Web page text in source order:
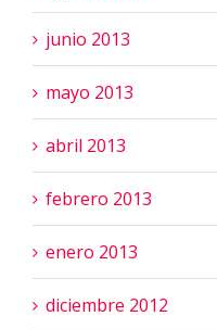
junio 2013
mayo 2013
abril 2013
febrero 2013
enero 2013
diciembre 2012